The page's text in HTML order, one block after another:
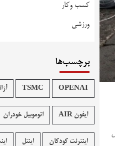
کسب وکار
ورزشی
برچسب‌ها
OPENAI
TSMC
آیفون AIR اتوموبیل خودران
اینترنت کودکان اینتل